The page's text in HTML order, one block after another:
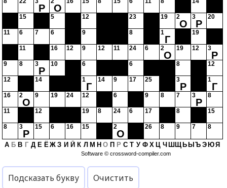
Р О
15 5 12 23 19 2
О
3
Р
20
11 6 7 6 9 8 1
Г
19
11 16 12 9 12 11 24 6 2
О
19 12 3
Р
9 8 3
Р
10 6 6 8 12
12 14 1
Г
14 9 17 25 3
Р
1
Г
16 2
О
9 19 24 12 6 9 8 7 3
Р
8
11 12 19 8 24 6 17 8 15
8 3
Р
15 6 16 15 2
О
26 8 9 7 8
А Б В Г Д Е ЁЖ З И Й К Л М Н О П Р С Т У Ф Х Ц Ч Ш Щ Ь Ы Ъ Э ЮЯ
Software ©crossword-compiler.com
Подсказать букву
Очистить